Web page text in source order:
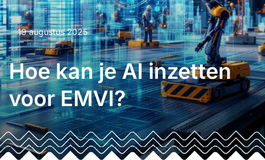
19 augustus 2025
Hoe kan je AI inzetten
voor EMVI?